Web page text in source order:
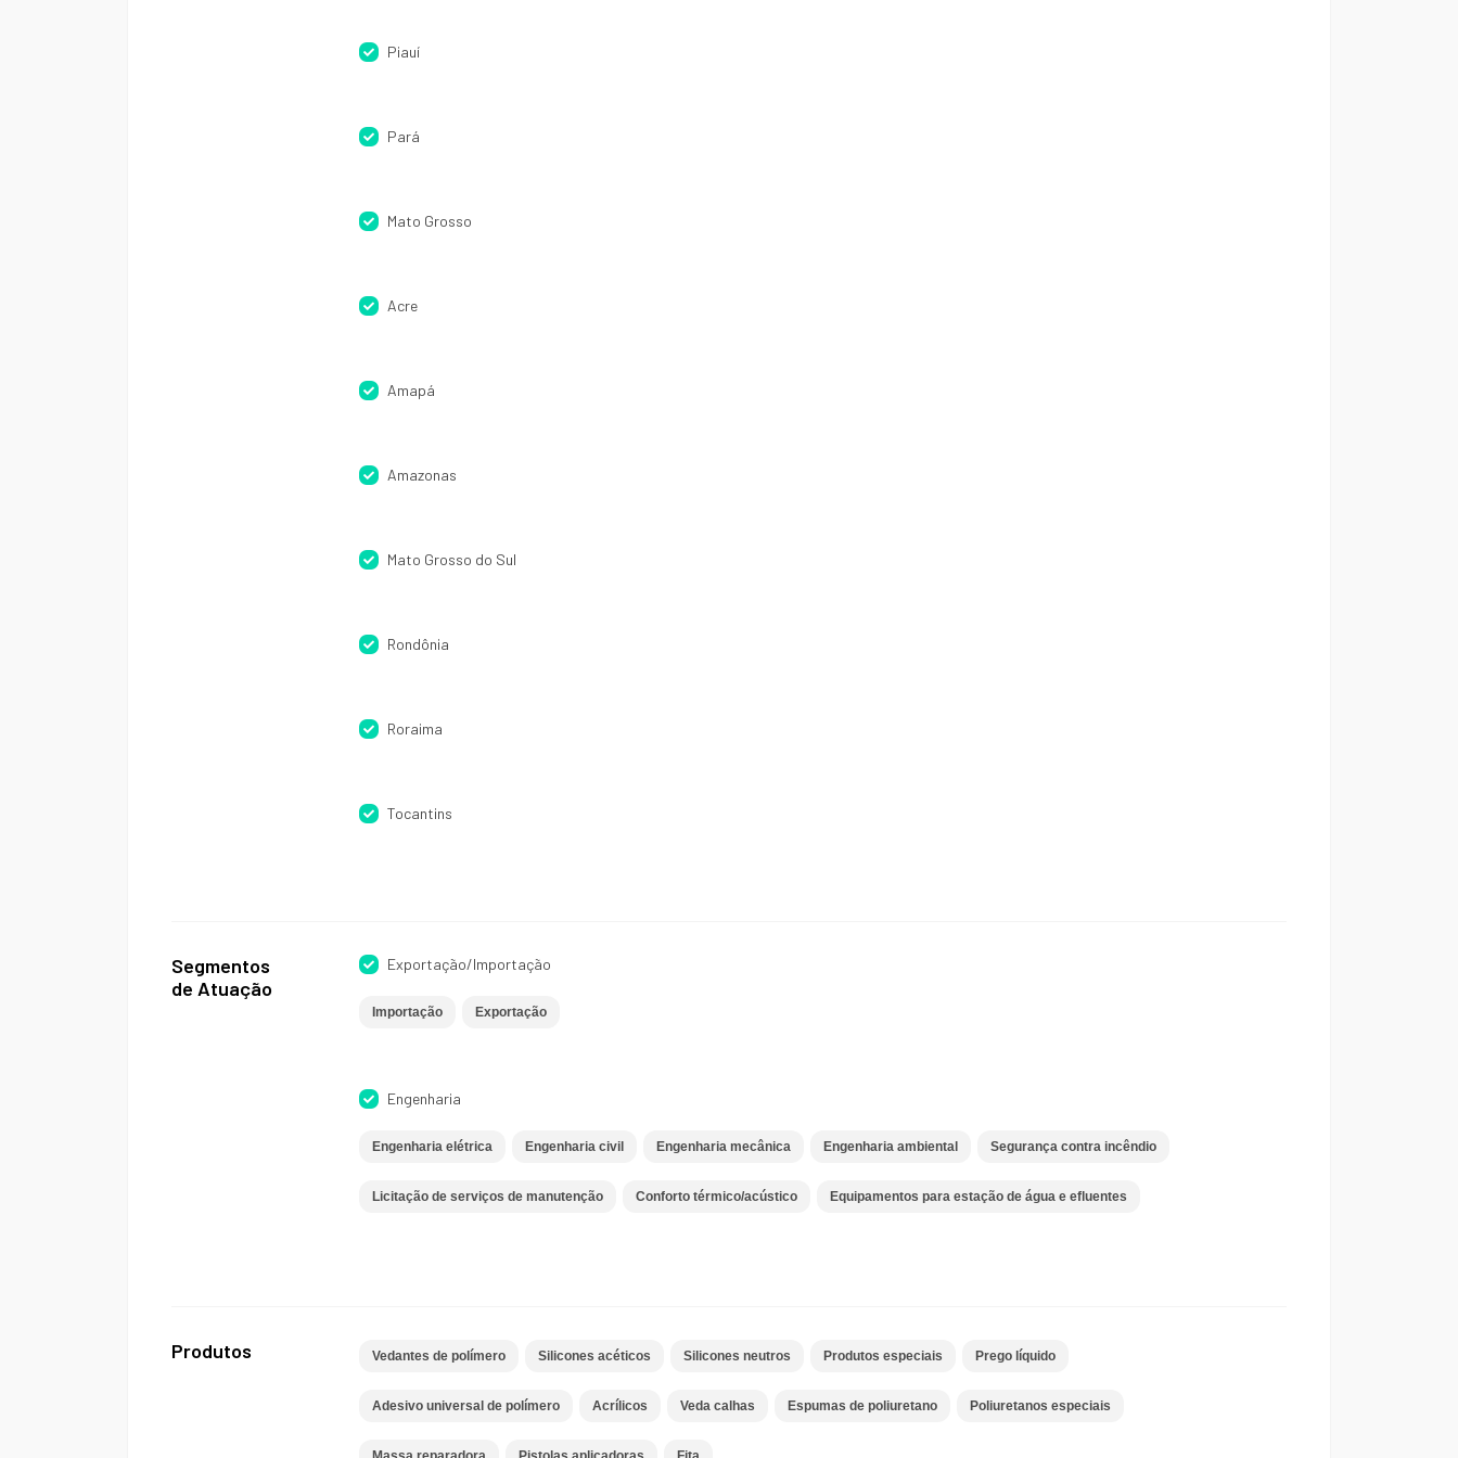
Piauí
Pará
Mato Grosso
Acre
Amapá
Amazonas
Mato Grosso do Sul
Rondônia
Roraima
Tocantins
Segmentos
de Atuação
Exportação/Importação
Importação Exportação
Engenharia
Engenharia elétrica Engenharia civil Engenharia mecânica Engenharia ambiental Segurança contra incêndio
Licitação de serviços de manutenção Conforto térmico/acústico Equipamentos para estação de água e efluentes
Produtos Vedantes de polímero Silicones acéticos Silicones neutros Produtos especiais Prego líquido
Adesivo universal de polímero Acrílicos Veda calhas Espumas de poliuretano Poliuretanos especiais